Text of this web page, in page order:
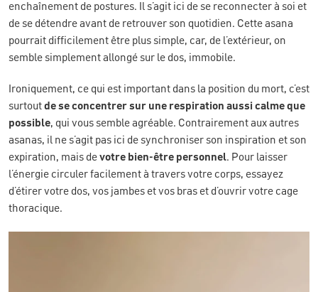
enchaînement de postures. Il s’agit ici de se reconnecter à soi et
de se détendre avant de retrouver son quotidien. Cette asana
pourrait difficilement être plus simple, car, de l’extérieur, on
semble simplement allongé sur le dos, immobile.
Ironiquement, ce qui est important dans la position du mort, c’est
surtoutde se concentrer sur une respiration aussi calme que
possible, qui vous semble agréable. Contrairement aux autres
asanas, il ne s’agit pas ici de synchroniser son inspiration et son
expiration, mais devotre bien-être personnel. Pour laisser
l’énergie circuler facilement à travers votre corps, essayez
d’étirer votre dos, vos jambes et vos bras et d’ouvrir votre cage
thoracique.